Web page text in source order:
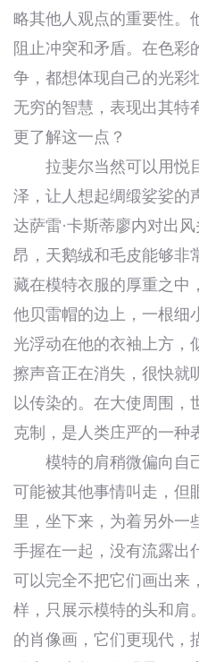
略其他人观点的重要性。
阻止冲突和矛盾。在色彩
争，都想体现自己的光彩
无穷的智慧，表现出其特
更了解这一点？
拉斐尔当然可以用悦
泽，让人想起绸缎娑娑的
达萨雷·卡斯蒂廖内对出
昂，天鹅绒和毛皮能够非
藏在模特衣服的厚重之中
他贝雷帽的边上，一根细
光浮动在他的衣袖上方，
擦声音正在消失，很快就
以传染的。在大使周围，
克制，是人类庄严的一种
模特的肩稍微偏向自
可能被其他事情叫走，但
里，坐下来，为着另外一
手握在一起，没有流露出
可以完全不把它们画出来
样，只展示模特的头和肩
的肖像画，它们更现代，